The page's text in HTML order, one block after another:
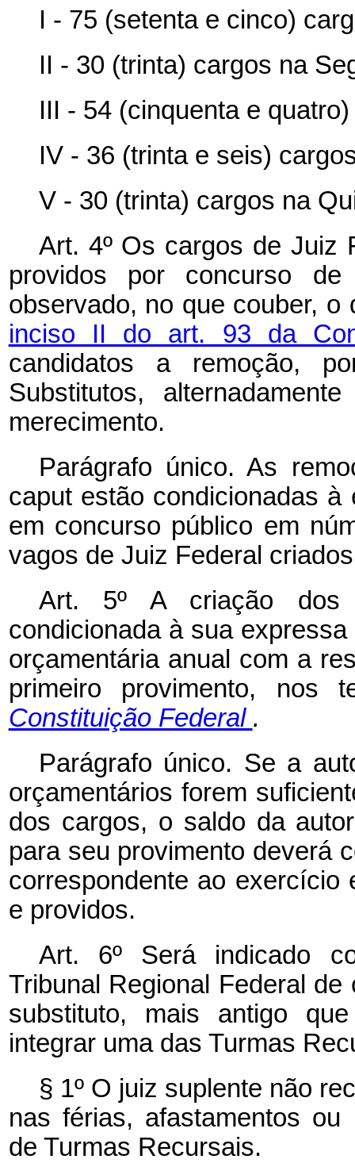
I - 75 (setenta e cinco)
II - 30 (trinta) cargos na
III - 54 (cinquenta e
IV - 36 (trinta e seis)
V - 30 (trinta) cargos na
Art. 4º Os cargos de Juiz
providos por concurso
observado, no que couber,
inciso II do art. 93 da
candidatos a remoção,
Substitutos,
merecimento.
Parágrafo único. As
caput estão condicionadas à
em concurso público em
vagos de Juiz Federal
Art. 5º A criação dos
condicionada à sua
orçamentária anual com a
primeiro provimento, nos
Constituição Federal .
Parágrafo único. Se a
orçamentários forem
dos cargos, o saldo da
para seu provimento deverá
correspondente ao exercício
e providos.
Art. 6º Será indicado
Tribunal Regional Federal
substituto, mais antigo
integrar uma das Turmas
§ 1º O juiz suplente não
nas férias, afastamentos
de Turmas Recursais.